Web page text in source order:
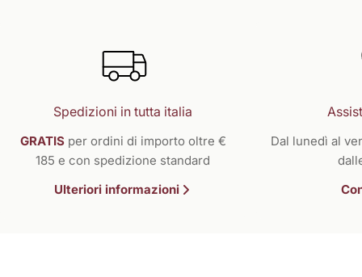
Spedizioni in tutta italia
GRATIS per ordini di importo oltre €
185 e con spedizione standard
Ulteriori informazioni
Dal lunedì al